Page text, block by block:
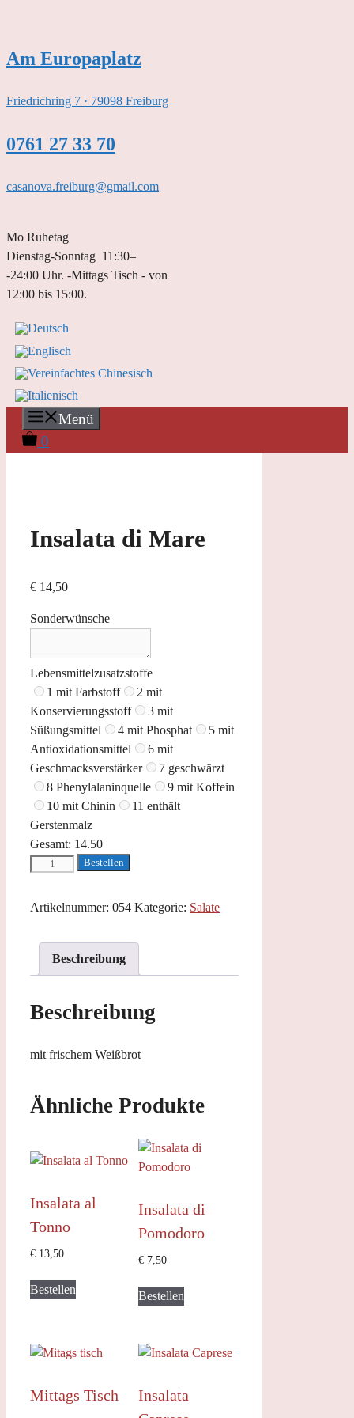
springen
Am Europaplatz
Friedrichring 7 · 79098 Freiburg
0761 27 33 70
casanova.freiburg@gmail.com
Mo Ruhetag
Dienstag-Sonntag 11:30–
-24:00 Uhr. -Mittags Tisch - von
12:00 bis 15:00.
Menü
0
Insalata di Mare
€ 14,50
Sonderwünsche
Lebensmittelzusatzstoffe
1 mit Farbstoff
2 mit
Konservierungsstoff
3 mit
Süßungsmittel
4 mit Phosphat
5 mit
Antioxidationsmittel
6 mit
Geschmacksverstärker
7 geschwärzt
8 Phenylalaninquelle
9 mit Koffein
10 mit Chinin
11 enthält
Gerstenmalz
Gesamt: 14.50
Insalata
Mare
Bestellen
Artikelnummer: 054 Kategorie: Salate
Beschreibung
Beschreibung
mit frischem Weißbrot
Ähnliche Produkte
Insalata al
Tonno
€ 13,50
Bestellen
Insalata di
Pomodoro
€ 7,50
Bestellen
Mittags Tisch
Insalata